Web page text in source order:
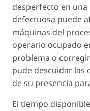
desperfecto en
defectuosa puede
máquinas del
operario ocupado
problema o
pude descuidar las
de su presencia
El tiempo